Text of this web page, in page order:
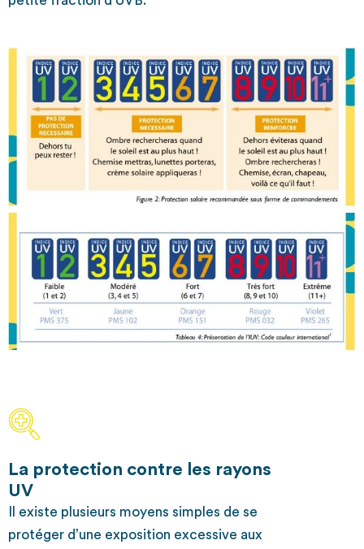
La protection contre les rayons
UV
Il existe plusieurs moyens simples de se
protéger d’une exposition excessive aux